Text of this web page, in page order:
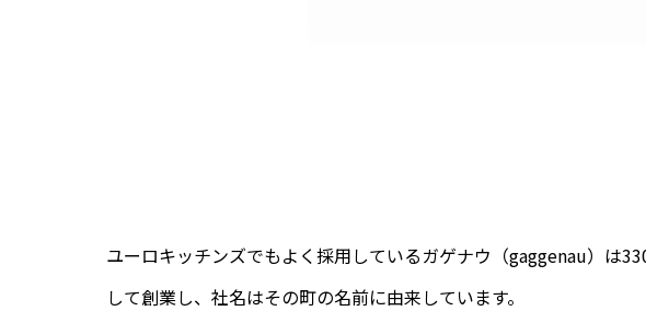
ユーロキッチンズでもよく採用しているガゲナウ（gaggenau）は
して創業し、社名はその町の名前に由来しています。